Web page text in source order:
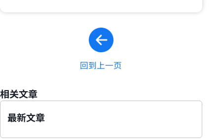
回到上一页
相关文章
最新文章